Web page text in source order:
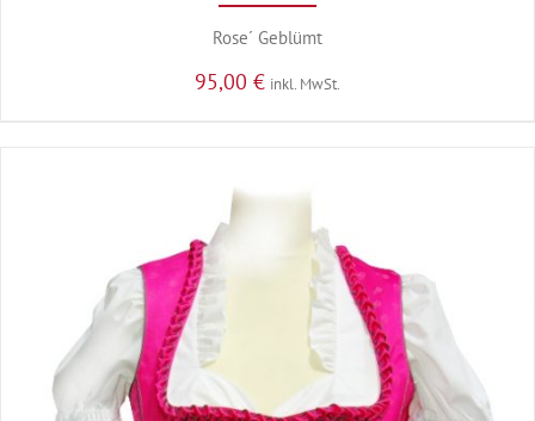
Rose´ Geblümt
95,00 € inkl. MwSt.